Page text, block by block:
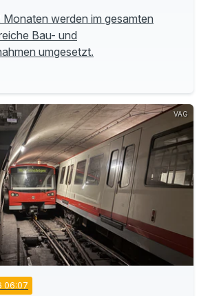
werden im gesamten
Bau- und
umgesetzt.
VAG
06:07